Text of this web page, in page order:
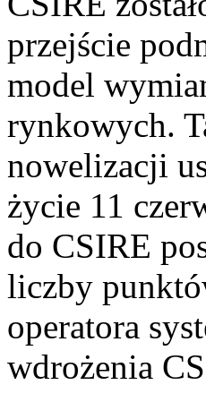
przejście
model
rynkowych.
nowelizacji
życie 11
do CSIRE
liczby
operatora
wdrożenia